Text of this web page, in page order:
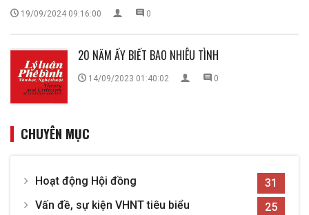
19/09/2024 09:16:00 0
20 NĂM ẤY BIẾT BAO NHIÊU TÌNH
14/09/2023 01:40:02 0
CHUYÊN MỤC
Hoạt động Hội đồng
31
Vấn đề, sự kiện VHNT tiêu biểu
25